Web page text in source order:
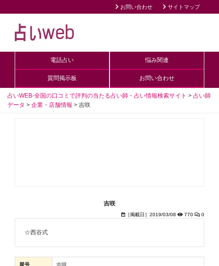
お問い合わせ サイトマップ
電話占い 悩み関連
質問掲示板 お問い合わせ
占いWEB-全国の口コミで評判の当たる占い師・占い情報検索サイト > 占い師
データ > 企業・店舗情報 > 吉咲
吉咲
［掲載日］2019/03/08 770 0
☆西谷式
屋号 吉咲